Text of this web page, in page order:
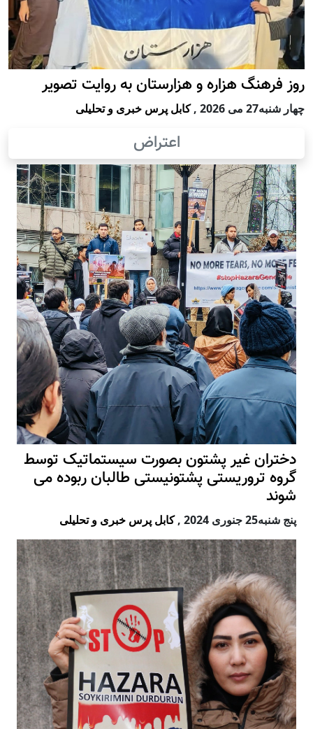
روز فرهنگ هزاره و هزارستان به روایت تصویر
چهار شنبه27 می 2026 ,کابل پرس خبری و تحلیلی
اعتراض
دختران غیر پشتون بصورت سیستماتیک توسط
گروه تروریستی پشتونیستی طالبان ربوده می
شوند
پنج شنبه25 جنوری 2024 ,کابل پرس خبری و تحلیلی